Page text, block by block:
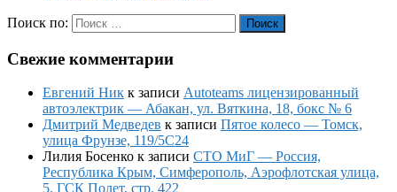
Поиск по: Поиск
Свежие комментарии
Евгений Ник к записи Autoteams лицензированный
автоэлектрик — Абакан, ул. Вяткина, 18, бокс № 6
Дмитрий Медведев к записи Пятое колесо — Томск,
улица Фрунзе, 119/5С24
Лилия Босенко к записи СТО МиГ — Россия,
Республика Крым, Симферополь, Аэрофлотская улица,
5, ГСК Полет, стр. 422